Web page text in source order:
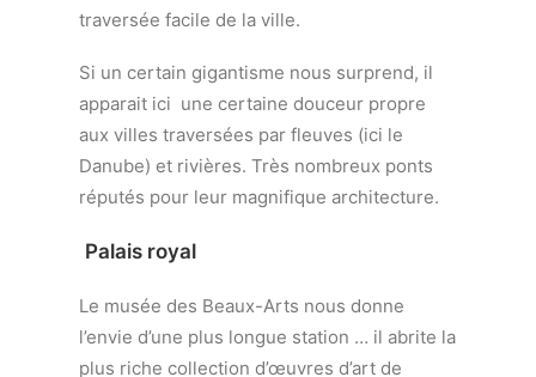
traversée facile de la ville.
Si un certain gigantisme nous surprend, il
apparait ici une certaine douceur propre
aux villes traversées par fleuves (ici le
Danube) et rivières. Très nombreux ponts
réputés pour leur magnifique architecture.
Palais royal
Le musée des Beaux-Arts nous donne
l’envie d’une plus longue station … il abrite la
plus riche collection d’œuvres d’art de